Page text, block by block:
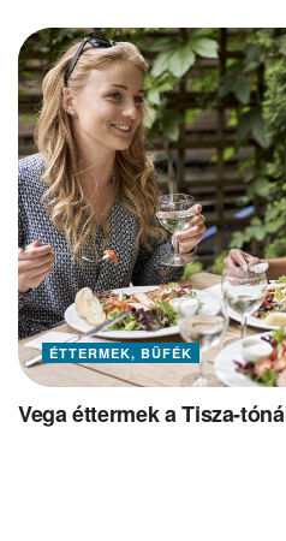
ÉTTERMEK, BÜFÉK
Vega éttermek a Tisza-